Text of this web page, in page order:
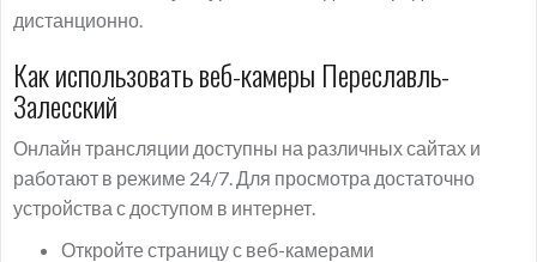
дистанционно.
Как использовать веб-камеры Переславль-
Залесский
Онлайн трансляции доступны на различных сайтах и
работают в режиме 24/7. Для просмотра достаточно
устройства с доступом в интернет.
Откройте страницу с веб-камерами